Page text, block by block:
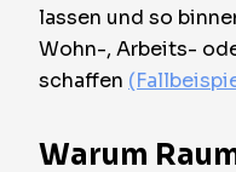
lassen und so
Wohn-, Arbeits-
schaffen
Warum